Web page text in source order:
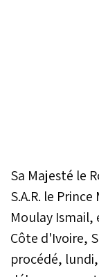
Sa Majesté le
S.A.R. le
Moulay Ismail,
Côte d'Ivoire,
procédé,